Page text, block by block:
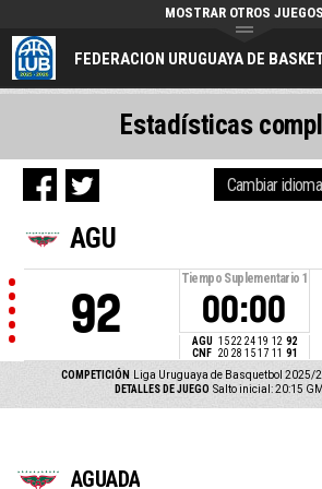
FEDERACION URUGUAYA DE
MOSTRAR OTROS JUEGOS
AGU
92
Tiempo Suplementario 1
00:00
AGU 15 22 24 19 12 92
CNF 20 28 15 17 11 91
COMPETICIÓN Liga Uruguaya de Basquetbol 2025/
DETALLES DE JUEGO Salto inicial: 20:15
Estadísticas
AGUADA